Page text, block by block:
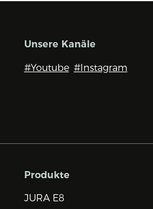
Unsere Kanäle
#Youtube #Instagram
Produkte
JURA E8